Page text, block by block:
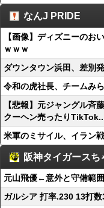
なんJ PRIDE
【画像】ディズニーのお
ｗｗｗ
ダウンタウン浜田、差別
令和の虎社長、チームみ
【悲報】元ジャングル斉
クーヘン売ったり
米軍のミサイル、イラン
阪神タイガースち
元山飛優←意外と守備範
ガルシア 打率.230 13打